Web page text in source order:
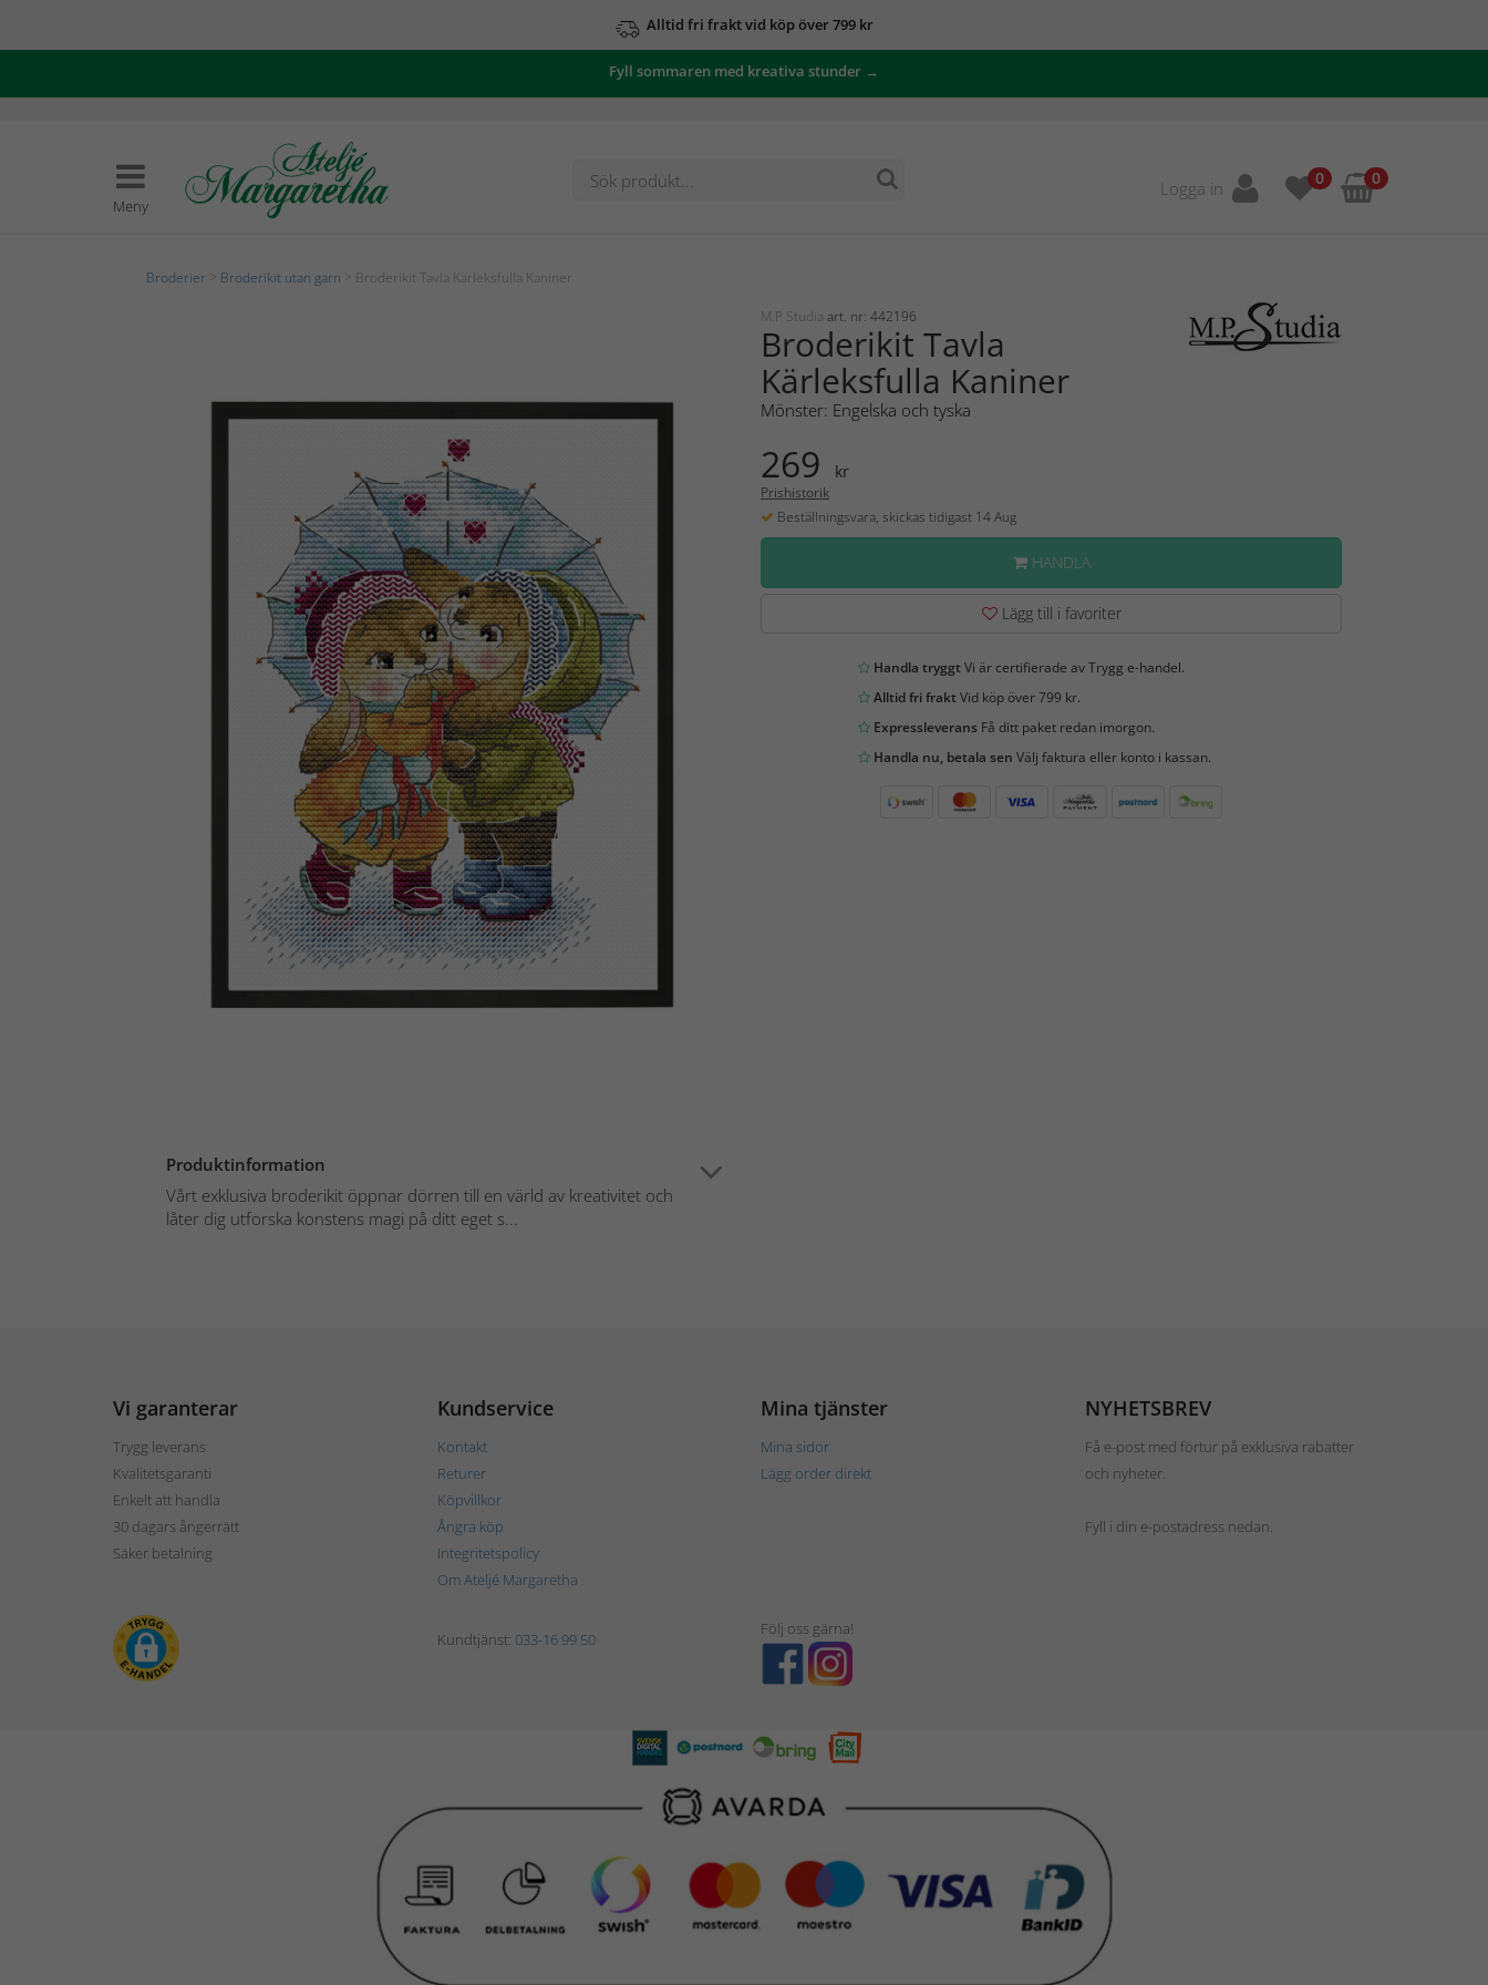
Alltid fri frakt vid köp över 799 kr
Fyll sommaren med kreativa stunder →
Meny
Logga in 0 0
Broderier Broderikit utan garn > Broderikit Tavla Kärleksfulla Kaniner
Produktinformation
Vårt exklusiva broderikit öppnar dörren till en värld av kreativitet och
låter dig utforska konstens magi på ditt eget s...
M.P Studia art. nr: 442196
Broderikit Tavla
Kärleksfulla Kaniner
Mönster: Engelska och tyska
269 kr
Prishistorik
Beställningsvara, skickas tidigast 14 Aug
HANDLA
Lägg till i favoriter
Handla tryggtVi är certifierade av Trygg e-handel.
Alltid fri fraktVid köp över 799 kr.
ExpressleveransFå ditt paket redan imorgon.
Handla nu, betala sen Välj faktura eller konto i kassan.
Vi garanterar
Trygg leverans
Kvalitetsgaranti
Enkelt att handla
30 dagars ångerrätt
Säker betalning
Kundservice
Kontakt
Returer
Köpvillkor
Ångra köp
Integritetspolicy
Om Ateljé Margaretha
Mina tjänster
Mina sidor
Lägg order direkt
NYHETSBREV
Få e-post med förtur på exklusiva rabatter
och nyheter.
Fyll i din e-postadress nedan.
Kundtjänst: 033-16 99 50
Följ oss gärna!